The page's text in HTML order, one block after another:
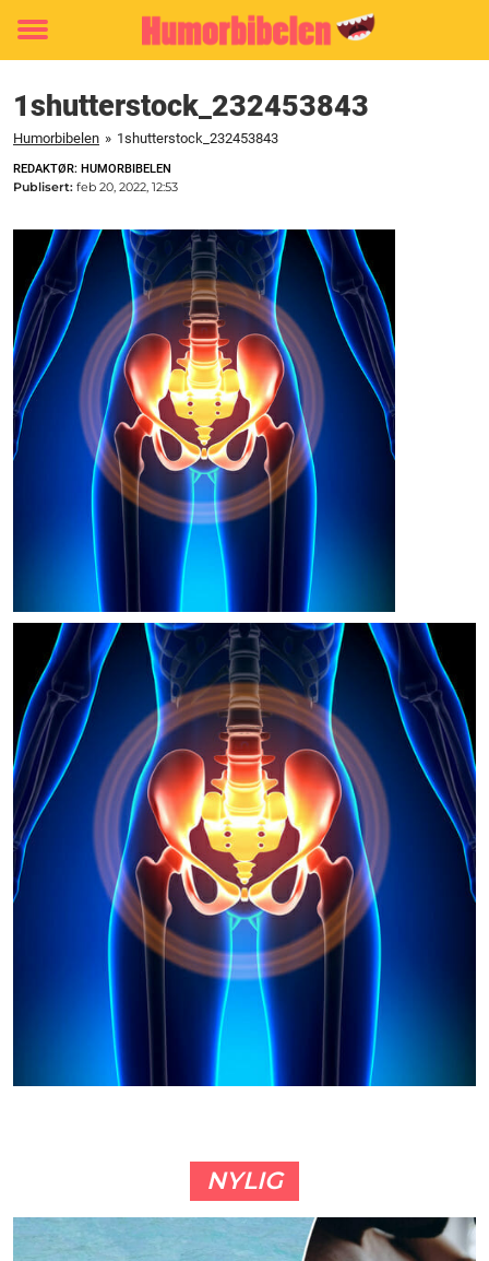
Toggle
1shutterstock_232453843
Humorbibelen » 1shutterstock_232453843
REDAKTØR: HUMORBIBELEN
Publisert: feb 20, 2022, 12:53
NYLIG